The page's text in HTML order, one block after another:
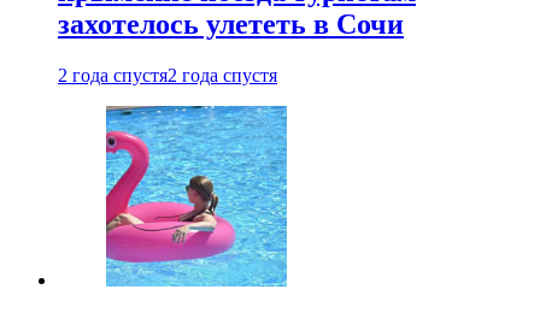
захотелось улететь в Сочи
2 года спустя2 года спустя